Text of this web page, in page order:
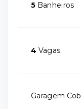
5 Banheiros
4 Vagas
Garagem